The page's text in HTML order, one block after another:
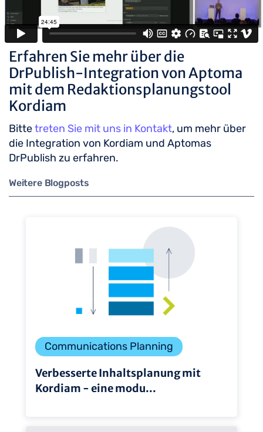
Erfahren Sie mehr über die
DrPublish-Integration von Aptoma
mit dem Redaktionsplanungstool
Kordiam
Bittetreten Sie mit uns in Kontakt, um mehr über
die Integration von Kordiam und Aptomas
DrPublish zu erfahren.
Weitere Blogposts
Communications Planning
Verbesserte Inhaltsplanung mit
Kordiam - eine modu...